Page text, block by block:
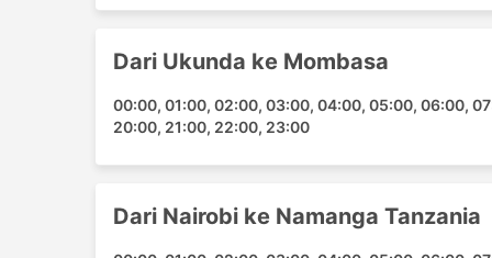
Mombasa - Pantai Diani
Harga Tiket & Kelas Van
Berlainan dengan kereta api atau bas yang
anda. Semua tempat duduk adalah sama –
dan perjalanan yang lebih selesa. Van yang
tetapi bersedialah untuk berkorban dari segi
anda juga. Kadangkala, ia adalah idea yang
Dari Ukunda ke Mombasa
00:00, 01:00, 02:00, 03:00, 04:00, 05:00, 06:00,
20:00, 21:00, 22:00, 23:00
Dari Nairobi ke Namanga Tanzania